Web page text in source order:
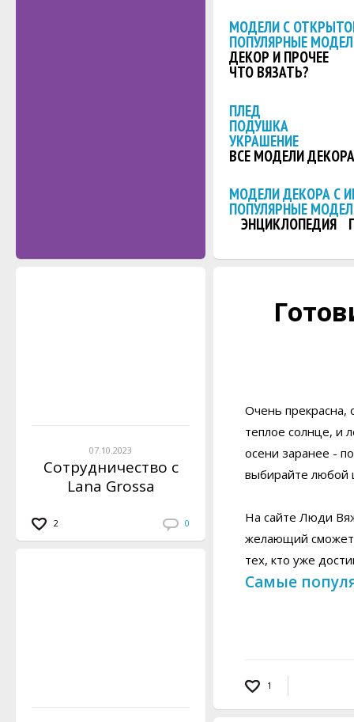
МОДЕЛИ С
ПОПУЛЯРНЫЕ
ДЕКОР И ПРОЧЕЕ
ЧТО ВЯЗАТЬ?
ПЛЕД
ПОДУШКА
УКРАШЕНИЕ
ВСЕ МОДЕЛИ ДЕКОРА
МОДЕЛИ ДЕКОРА С
ПОПУЛЯРНЫЕ
ЭНЦИКЛОПЕДИЯ
2 0
07.10.2023
Сотрудничество с
Lana Grossa
Очень прекрасна,
теплое солнце, и
осени заранее -
выбирайте любой
На сайте Люди
желающий сможет
тех, кто уже
Самые
1